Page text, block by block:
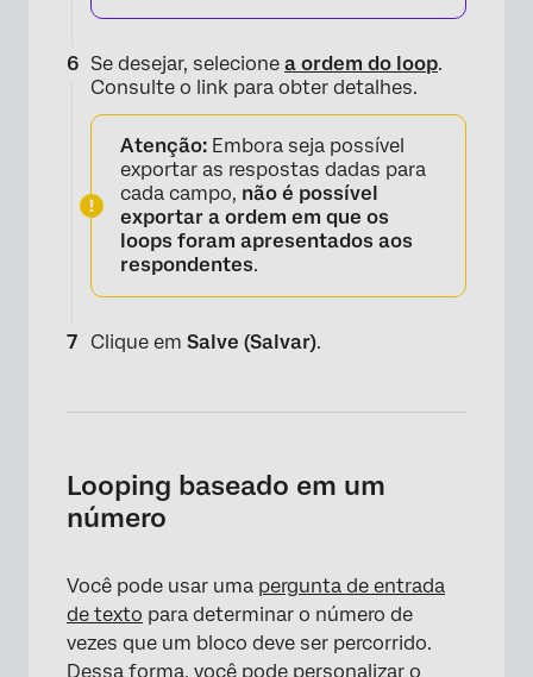
Se desejar, selecione a ordem do loop.
Consulte o link para obter detalhes.
Atenção: Embora seja possível
exportar as respostas dadas para
cada campo, não é possível
exportar a ordem em que os
loops foram apresentados aos
respondentes.
Clique em Salve (Salvar).
Looping baseado em um
número
Você pode usar uma pergunta de entrada
de texto para determinar o número de
vezes que um bloco deve ser percorrido.
Dessa forma, você pode personalizar o